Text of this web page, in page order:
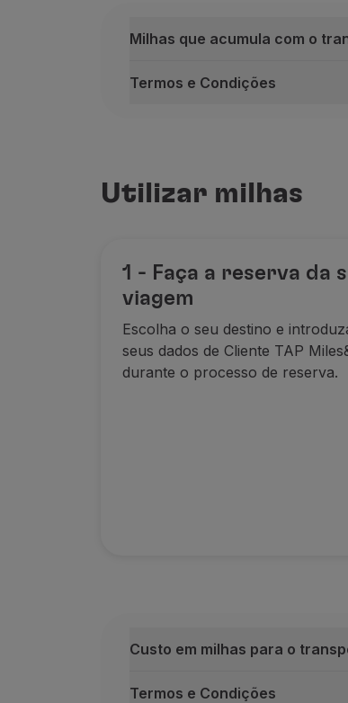
Milhas que acumula com o
Termos e Condições
250 milhas
500 milhas
A acumulação de milhas é
Termos e Condições
Oferta válida para Clientes
Válido apenas em voos
A acumulação de milhas é
O crédito de milhas pelo
Caso verifique que as
Utilizar milhas
1 - Faça a reserva da
viagem
Escolha o seu destino e
seus dados de Cliente TAP
durante o processo de reserva.
Custo em milhas para o
Termos e Condições